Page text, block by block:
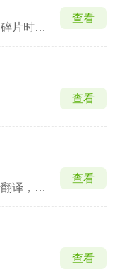
趣味动画微课平台，利用碎片时间高效掌握考点。
查看
查看
文本、拍照、文档、同传翻译，支持英语日语韩语等多语种
查看
查看